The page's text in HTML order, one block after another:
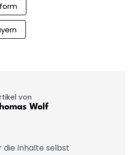
von
Wolf
die Inhalte selbst